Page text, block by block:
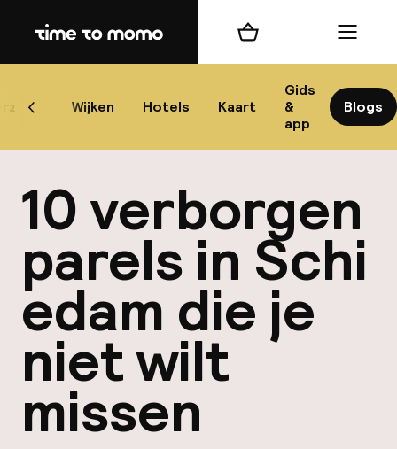
Home
Wijken Hotels Kaart
Gids
&
app
Blogs
Scroll naar links
Winkelmand Menu
10 verborgen
parels in Schi
edam die je
niet wilt
missen